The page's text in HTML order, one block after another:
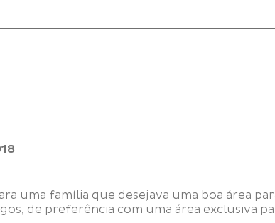
uma família que desejava uma boa área
de preferência com uma área exclusiva